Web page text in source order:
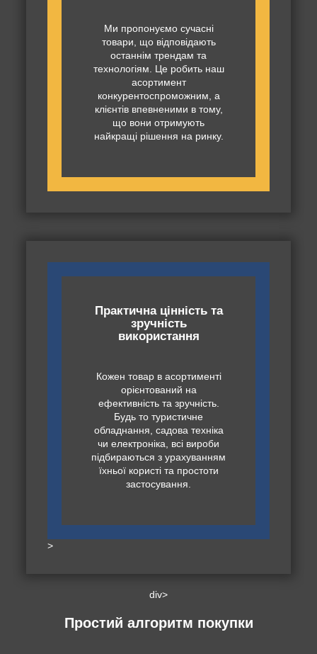
Ми пропонуємо сучасні
товари, що відповідають
останнім трендам та
технологіям. Це робить наш
асортимент
конкурентоспроможним, а
клієнтів впевненими в тому,
що вони отримують
найкращі рішення на ринку.
Практична цінність та
зручність
використання
Кожен товар в асортименті
орієнтований на
ефективність та зручність.
Будь то туристичне
обладнання, садова техніка
чи електроніка, всі вироби
підбираються з урахуванням
їхньої користі та простоти
застосування.
>
div>
Простий алгоритм покупки